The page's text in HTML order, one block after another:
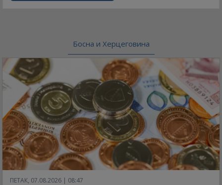
Босна и Херцеговина
ПЕТАК, 07.08.2026 | 08:47